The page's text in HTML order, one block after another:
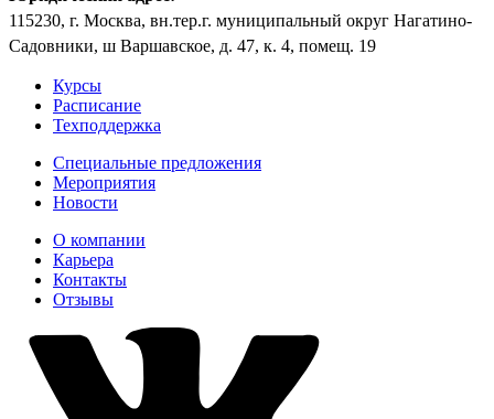
115230, г. Москва, вн.тер.г. муниципальный округ Нагатино-
Садовники, ш Варшавское, д. 47, к. 4, помещ. 19
Курсы
Расписание
Техподдержка
Специальные предложения
Мероприятия
Новости
О компании
Карьера
Контакты
Отзывы